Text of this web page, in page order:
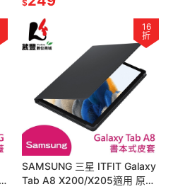
$
16
折
SAMSUNG 三星 ITFIT Galaxy
Tab A8 X200/X205適用 原廠